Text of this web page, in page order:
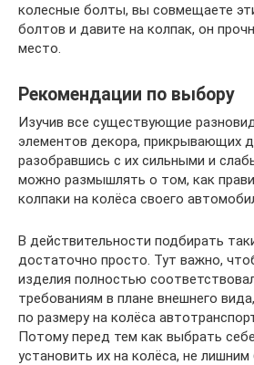
колесные болты, вы совмещаете
болтов и давите на колпак, он
место.
Рекомендации по выбору
Изучив все существующие
элементов декора, прикрывающих
разобравшись с их сильными и
можно размышлять о том, как
колпаки на колёса своего
В действительности подбирать
достаточно просто. Тут важно,
изделия полностью
требованиям в плане внешнего
по размеру на колёса
Потому перед тем как выбрать
установить их на колёса, не лишним